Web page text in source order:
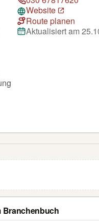
Website
Route planen
Aktualisiert am
Branchenbuch